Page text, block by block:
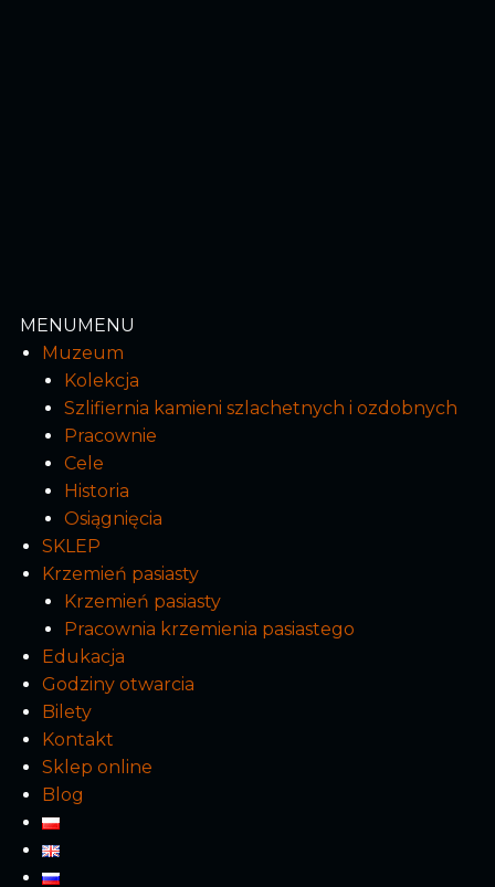
MENUMENU
Muzeum
Kolekcja
Szlifiernia kamieni szlachetnych i ozdobnych
Pracownie
Cele
Historia
Osiągnięcia
SKLEP
Krzemień pasiasty
Krzemień pasiasty
Pracownia krzemienia pasiastego
Edukacja
Godziny otwarcia
Bilety
Kontakt
Sklep online
Blog